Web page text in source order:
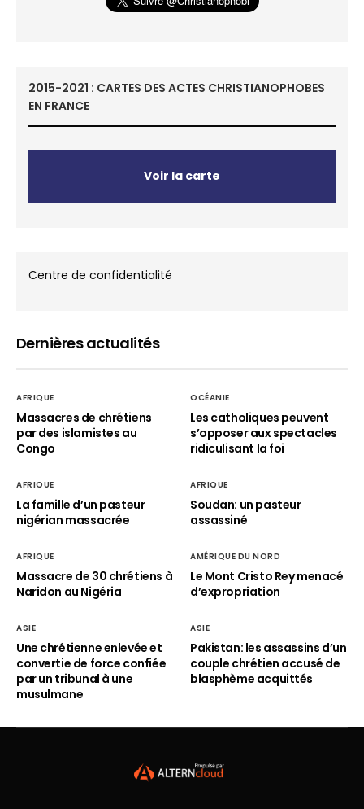
2015-2021 : CARTES DES ACTES CHRISTIANOPHOBES
EN FRANCE
Voir la carte
Centre de confidentialité
Dernières actualités
AFRIQUE
Massacres de chrétiens
par des islamistes au
Congo
OCÉANIE
Les catholiques peuvent
s’opposer aux spectacles
ridiculisant la foi
AFRIQUE
La famille d’un pasteur
nigérian massacrée
AFRIQUE
Soudan: un pasteur
assassiné
AFRIQUE
Massacre de 30 chrétiens à
Naridon au Nigéria
AMÉRIQUE DU NORD
Le Mont Cristo Rey menacé
d’expropriation
ASIE
Une chrétienne enlevée et
convertie de force confiée
par un tribunal à une
musulmane
ASIE
Pakistan: les assassins d’un
couple chrétien accusé de
blasphème acquittés